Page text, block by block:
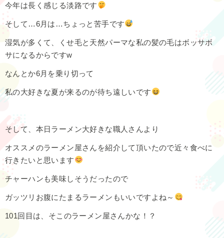
今年は長く感じる淡路です
そして…6月は…ちょっと苦手です
湿気が多くて、くせ毛と天然パーマな私の髪の毛はボッサボ
サになるからですw
なんとか6月を乗り切って
私の大好きな夏が来るのが待ち遠しいです
そして、本日ラーメン大好きな職人さんより
オススメのラーメン屋さんを紹介して頂いたので近々食べに
行きたいと思います
チャーハンも美味しそうだったので
ガッツリお腹にたまるラーメンもいいですよね～
101回目は、そこのラーメン屋さんかな！？